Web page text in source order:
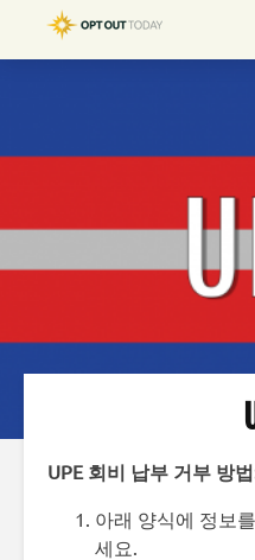
UPE 회비 납부 거부 방
아래 양식에 정보
세요.